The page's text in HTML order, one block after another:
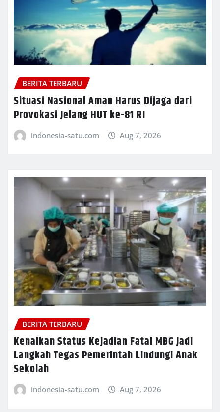
BERITA TERBARU
Situasi Nasional Aman Harus Dijaga dari
Provokasi Jelang HUT ke-81 RI
indonesia-satu.com Aug 7, 2026
BERITA TERBARU
Kenaikan Status Kejadian Fatal MBG Jadi
Langkah Tegas Pemerintah Lindungi Anak
Sekolah
indonesia-satu.com Aug 7, 2026